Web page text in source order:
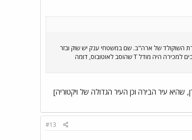
השוקולד של ארה"ב. שם במשטחי ענק יש שוק ובזר
לחלפים וחזרתי עם אולי 50 ק"ג חלקים למוסטנג), שוק למכירת רכב עתיק עם מאות מכוניות, ויום תצוגה של כלי רכב קלסיים. בין הרכבים למכירה היה מודל T שהוסב לאוטובוס, דומה
מלבורן, שהיא עיר הבירה וכן העיר הגדולה של ויקטוריה]
#13